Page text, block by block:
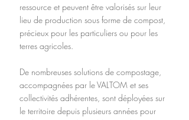
ressource et peuvent être valorisés sur leur
lieu de production sous forme de compost,
précieux pour les particuliers ou pour les
terres agricoles.
De nombreuses solutions de compostage,
accompagnées par le VALTOM et ses
collectivités adhérentes, sont déployées sur
le territoire depuis plusieurs années pour